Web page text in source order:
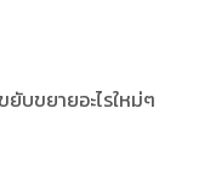
ยับขยายอะไรใหม่ๆ